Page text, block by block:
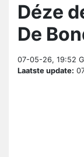
Déze
De
07-05-26, 19:52
Laatste update: